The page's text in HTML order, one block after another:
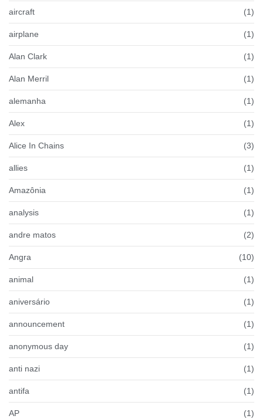
aircraft (1)
airplane (1)
Alan Clark (1)
Alan Merril (1)
alemanha (1)
Alex (1)
Alice In Chains (3)
allies (1)
Amazônia (1)
analysis (1)
andre matos (2)
Angra (10)
animal (1)
aniversário (1)
announcement (1)
anonymous day (1)
anti nazi (1)
antifa (1)
AP (1)